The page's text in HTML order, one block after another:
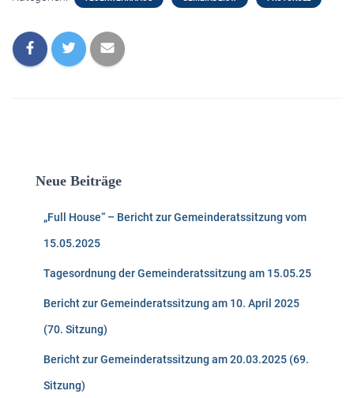
Neue Beiträge
„Full House“ – Bericht zur Gemeinderatssitzung vom
15.05.2025
Tagesordnung der Gemeinderatssitzung am 15.05.25
Bericht zur Gemeinderatssitzung am 10. April 2025
(70. Sitzung)
Bericht zur Gemeinderatssitzung am 20.03.2025 (69.
Sitzung)